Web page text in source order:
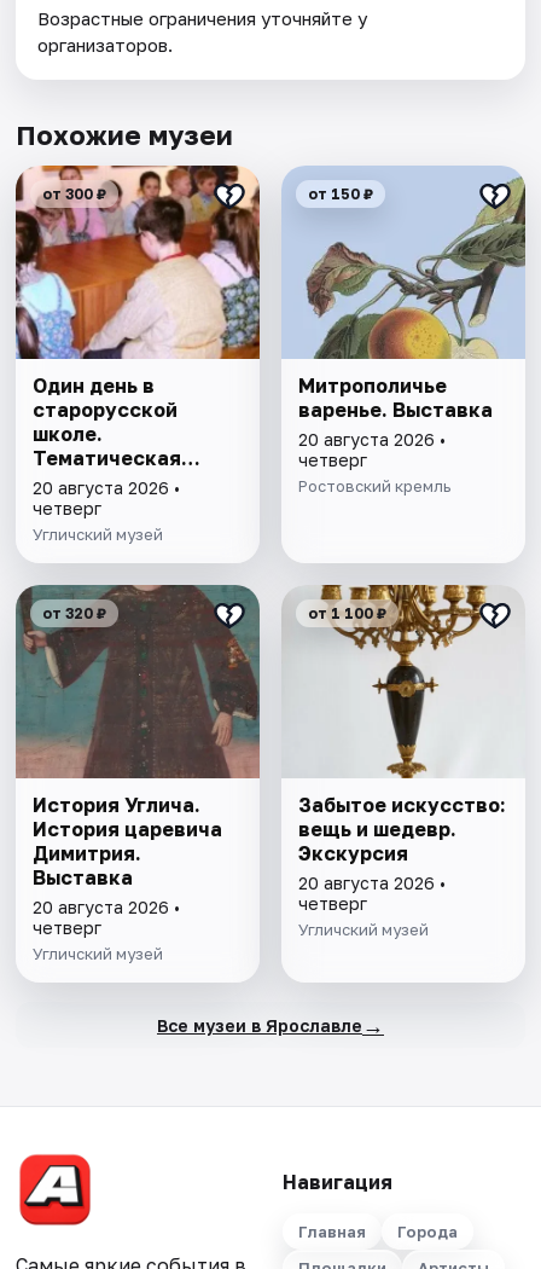
Возрастные ограничения уточняйте у
организаторов.
Похожие музеи
от 300 ₽
Один день в
старорусской
школе.
Тематическая
программа
20 августа 2026 •
четверг
Угличский музей
от 150 ₽
Митрополичье
варенье. Выставка
20 августа 2026 •
четверг
Ростовский кремль
от 320 ₽
История Углича.
История царевича
Димитрия.
Выставка
20 августа 2026 •
четверг
Угличский музей
от 1 100 ₽
Забытое искусство:
вещь и шедевр.
Экскурсия
20 августа 2026 •
четверг
Угличский музей
Все музеи в Ярославле →
Навигация
Главная
Города